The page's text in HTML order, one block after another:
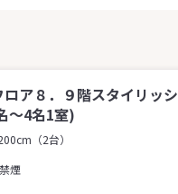
ロア８．９階スタイリッシ
～4名1室)
（2台）
禁煙